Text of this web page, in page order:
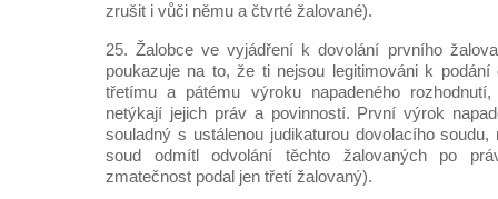
zrušit i vůči němu a čtvrté žalované).
25. Žalobce ve vyjádření k dovolání prvního
poukazuje na to, že ti nejsou legitimováni k podání
třetímu a pátému výroku napadeného
netýkají jejich práv a povinností. První výrok
souladný s ustálenou judikaturou dovolacího
soud odmítl odvolání těchto žalovaných po
zmatečnost podal jen třetí žalovaný).